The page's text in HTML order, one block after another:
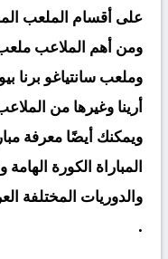
على أقسام الملعب
ومن أهم الملاعب
وملعب سانتياغو برنا
أرينا وغيرها من
ويمكنك أيضًا معرفة
المباراة الكورة
والدوريات المختلفة
.